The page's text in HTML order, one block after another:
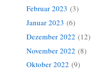
Februar 2023 (3)
Januar 2023 (6)
Dezember 2022 (12)
November 2022 (8)
Oktober 2022 (9)